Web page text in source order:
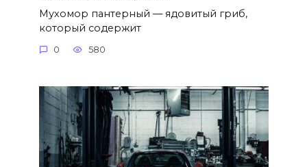
Мухомор пантерный — ядовитый гриб,
который содержит
0 580